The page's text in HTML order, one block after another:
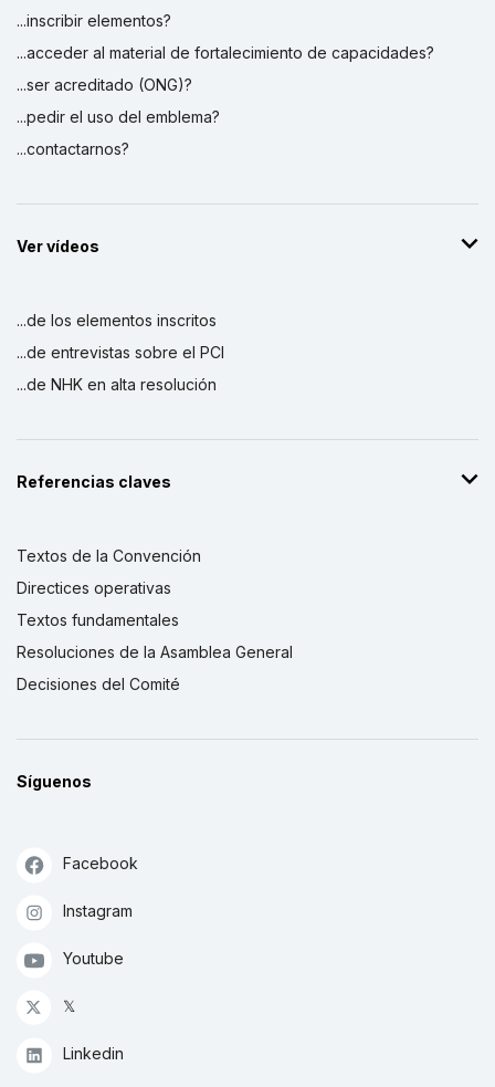
...inscribir elementos?
...acceder al material de fortalecimiento de capacidades?
...ser acreditado (ONG)?
...pedir el uso del emblema?
...contactarnos?
Ver vídeos
...de los elementos inscritos
...de entrevistas sobre el PCI
...de NHK en alta resolución
Referencias claves
Textos de la Convención
Directices operativas
Textos fundamentales
Resoluciones de la Asamblea General
Decisiones del Comité
Síguenos
Facebook
Instagram
Youtube
𝕏
Linkedin